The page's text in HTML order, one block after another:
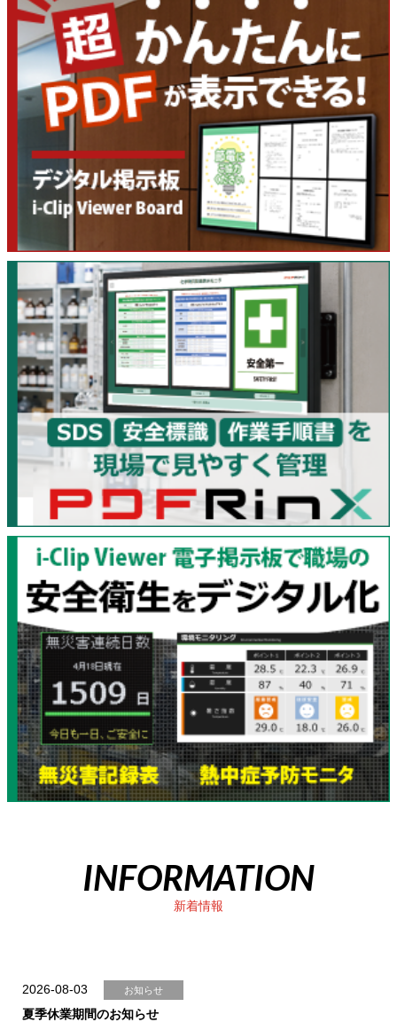
INFORMATION
新着情報
2026-08-03 お知らせ
夏季休業期間のお知らせ